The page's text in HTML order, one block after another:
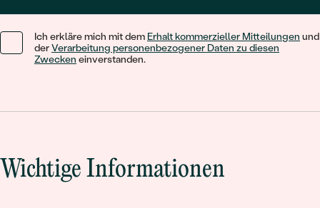
Ich erkläre mich mit dem Erhalt kommerzieller Mitteilungen und
derVerarbeitung personenbezogener Daten zu diesen
Zwecken einverstanden.
Wichtige Informationen